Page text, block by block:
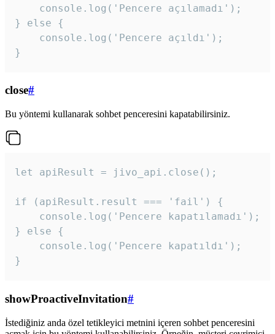
    console.log('Pencere açılamadı');
} else {
    console.log('Pencere açıldı');
}
close#
Bu yöntemi kullanarak sohbet penceresini kapatabilirsiniz.
let apiResult = jivo_api.close();
if (apiResult.result === 'fail') {
    console.log('Pencere kapatılamadı');
} else {
    console.log('Pencere kapatıldı');
}
showProactiveInvitation#
İstediğiniz anda özel tetikleyici metnini içeren sohbet penceresini